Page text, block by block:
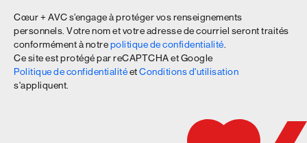
Cœur + AVC s’engage à protéger vos renseignements
personnels. Votre nom et votre adresse de courriel seront traités
conformément à notrepolitique de confidentialité
Ce site est protégé par reCAPTCHA et Google
Politique de confidentialitéetConditions d'utilisation
s'appliquent.